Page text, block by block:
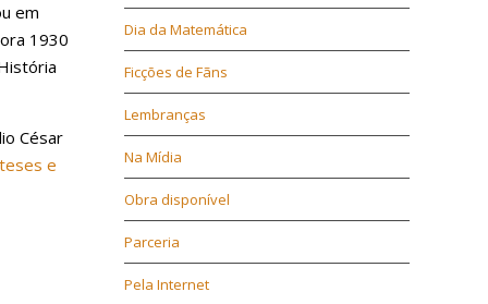
em
1930
César
teses e
Dia da Matemática
Ficções de Fãns
Lembranças
Na Mídia
Obra disponível
Parceria
Pela Internet